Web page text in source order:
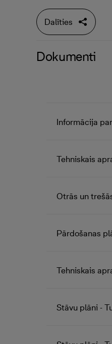
Dalīties
Dokumenti
Informācija
Tehniskais
Otrās un
Pārdošanas
Tehniskais
Stāvu plāni -